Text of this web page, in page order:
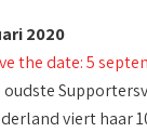
2020
the date: 5
oudste
viert haar